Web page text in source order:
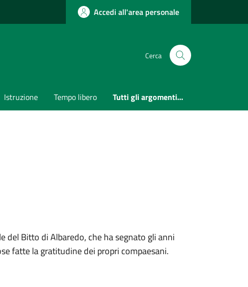
Accedi all'area personale
Cerca
Istruzione Tempo libero Tutti gli argomenti...
del Bitto di Albaredo, che ha segnato gli anni
fatte la gratitudine dei propri compaesani.